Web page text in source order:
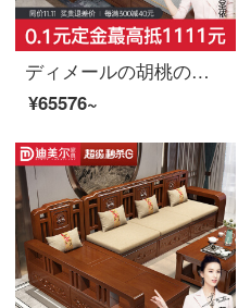
ディメールの胡桃の木のソファーは、実は木の新しい中国式の簡単なリビングルームで、小戸の布芸ソファーを分解して洗うことができます。
¥65576~